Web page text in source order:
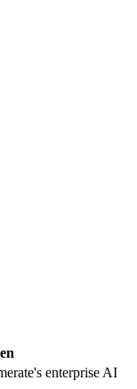
enterprise AI